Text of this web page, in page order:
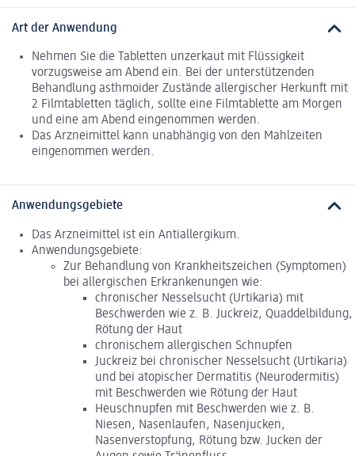
Art der Anwendung
Nehmen Sie die Tabletten unzerkaut mit Flüssigkeit
vorzugsweise am Abend ein. Bei der unterstützenden
Behandlung asthmoider Zustände allergischer Herkunft mit
2 Filmtabletten täglich, sollte eine Filmtablette am Morgen
und eine am Abend eingenommen werden.
Das Arzneimittel kann unabhängig von den Mahlzeiten
eingenommen werden.
Anwendungsgebiete
Das Arzneimittel ist ein Antiallergikum.
Anwendungsgebiete:
Zur Behandlung von Krankheitszeichen (Symptomen)
bei allergischen Erkrankenungen wie:
chronischer Nesselsucht (Urtikaria) mit
Beschwerden wie z. B. Juckreiz, Quaddelbildung,
Rötung der Haut
chronischem allergischen Schnupfen
Juckreiz bei chronischer Nesselsucht (Urtikaria)
und bei atopischer Dermatitis (Neurodermitis)
mit Beschwerden wie Rötung der Haut
Heuschnupfen mit Beschwerden wie z. B.
Niesen, Nasenlaufen, Nasenjucken,
Nasenverstopfung, Rötung bzw. Jucken der